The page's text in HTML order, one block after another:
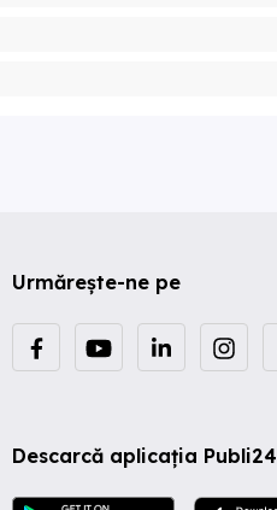
Urmărește-ne pe
Descarcă aplicația Publi24